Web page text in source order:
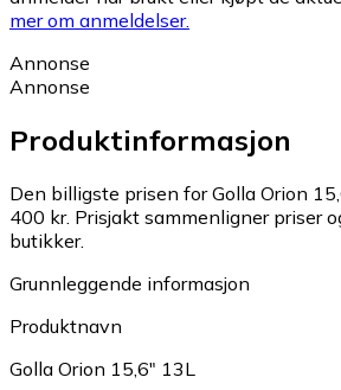
mer om anmeldelser.
Annonse
Annonse
Produktinformasjon
Den billigste prisen for Golla Orion
400 kr. Prisjakt sammenligner priser
butikker.
Grunnleggende informasjon
Produktnavn
Golla Orion 15,6" 13L